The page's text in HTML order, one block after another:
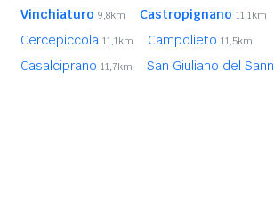
Vinchiaturo 9,8km Castropignano 11,1km
Cercepiccola 11,1km Campolieto 11,5km
Casalciprano 11,7km San Giuliano del